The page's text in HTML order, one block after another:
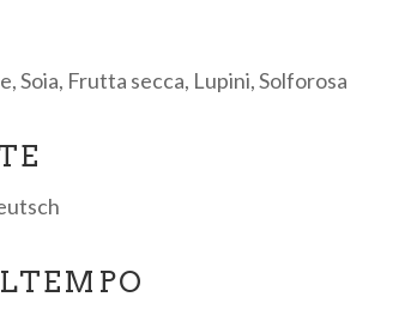
Soia, Frutta secca, Lupini, Solforosa